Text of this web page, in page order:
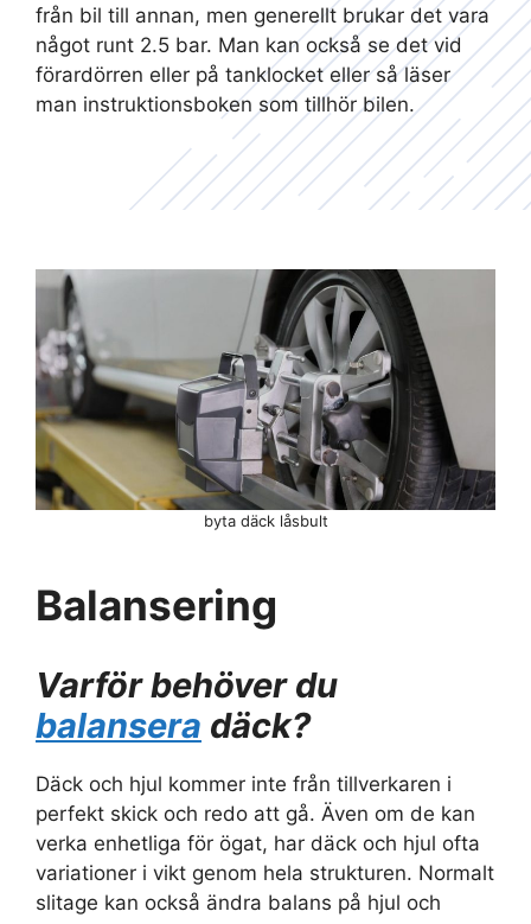
från bil till annan, men generellt brukar det vara
något runt 2.5 bar. Man kan också se det vid
förardörren eller på tanklocket eller så läser
man instruktionsboken som tillhör bilen.
Balansering
Varför behöver du
balansera däck?
Däck och hjul kommer inte från tillverkaren i
perfekt skick och redo att gå. Även om de kan
verka enhetliga för ögat, har däck och hjul ofta
variationer i vikt genom hela strukturen. Normalt
slitage kan också ändra balans på hjul och
byta däck låsbult